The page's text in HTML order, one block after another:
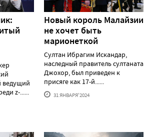
ведущий
z-......
Новый король Малайзии
не хочет быть
марионеткой
Султан Ибрагим Искандар,
наследный правитель султаната
Джохор, был приведен к
присяге как 17-й......
31 ЯНВАРЯ'2024